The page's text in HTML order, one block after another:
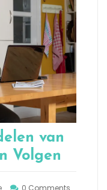
van
Volgen